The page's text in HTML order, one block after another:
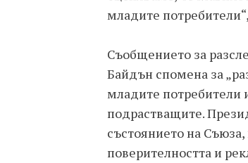
младите
Съобщението за
Байдън спомена за
младите потребители
подрастващите.
състоянието на
поверителността и